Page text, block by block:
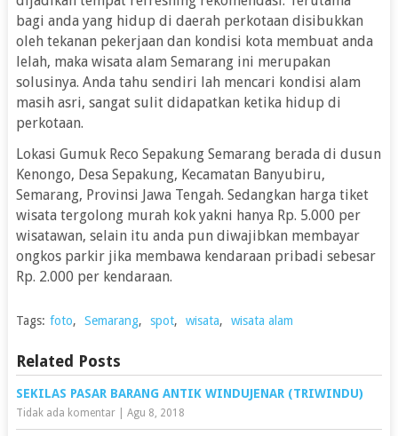
bagi anda yang hidup di daerah perkotaan disibukkan
oleh tekanan pekerjaan dan kondisi kota membuat anda
lelah, maka wisataalam Semarang ini merupakan
solusinya. Anda tahu sendiri lah mencari kondisi alam
masih asri, sangat sulit didapatkan ketika hidup di
perkotaan.
Lokasi Gumuk Reco Sepakung Semarang berada di dusun
Kenongo, Desa Sepakung, Kecamatan Banyubiru,
Semarang, Provinsi Jawa Tengah. Sedangkan harga tiket
wisata tergolong murah kok yakni hanya Rp. 5.000 per
wisatawan, selain itu anda pun diwajibkan membayar
ongkos parkir jika membawa kendaraan pribadi sebesar
Rp. 2.000 per kendaraan.
Tags: foto, Semarang, spot, wisata, wisata alam
Related Posts
SEKILAS PASAR BARANG ANTIK WINDUJENAR (TRIWINDU)
Tidak ada komentar| Agu 8, 2018